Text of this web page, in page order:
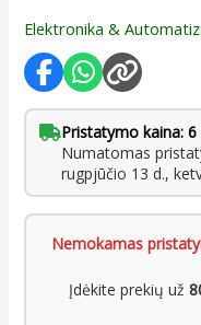
Elektronika &
Pristatymo kaina: 6
Numatomas
rugpjūčio 13 d.,
Nemokamas
Įdėkite prekių už